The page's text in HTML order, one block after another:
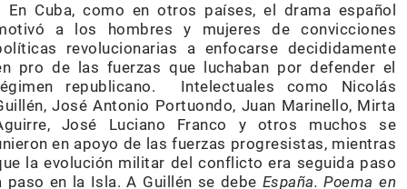
Cuba, como en otros países, el drama español
a los hombres y mujeres de convicciones
revolucionarias a enfocarse decididamente
pro de las fuerzas que luchaban por defender el
republicano. Intelectuales como Nicolás
José Antonio Portuondo, Juan Marinello, Mirta
José Luciano Franco y otros muchos se
en apoyo de las fuerzas progresistas, mientras
la evolución militar del conflicto era seguida paso
paso en la Isla. A Guillén se debe España. Poema en